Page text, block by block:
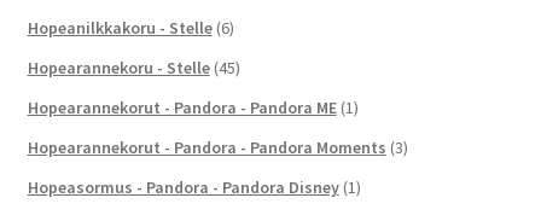
Hopeanilkkakoru - Stelle (6)
Hopearannekoru - Stelle (45)
Hopearannekorut - Pandora - Pandora ME (1)
Hopearannekorut - Pandora - Pandora Moments (3)
Hopeasormus - Pandora - Pandora Disney (1)